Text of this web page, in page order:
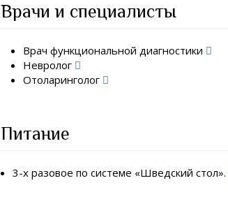
Врачи и специалисты
Врач функциональной диагностики
Невролог
Отоларинголог
Питание
3-х разовое по системе «Шведский стол».